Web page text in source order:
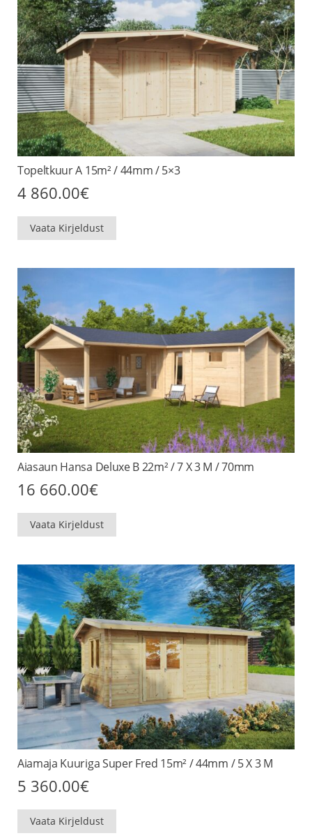
Topeltkuur A 15m² / 44mm / 5×3
4 860.00€
Vaata Kirjeldust
Aiasaun Hansa Deluxe B 22m² / 7 X 3 M / 70mm
16 660.00€
Vaata Kirjeldust
Aiamaja Kuuriga Super Fred 15m² / 44mm / 5 X 3 M
5 360.00€
Vaata Kirjeldust